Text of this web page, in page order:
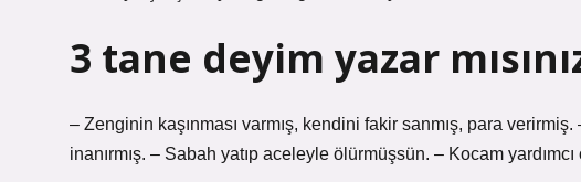
3 tane deyim yazar
– Zenginin kaşınması varmış, kendini fakir sanmış, para
inanırmış. – Sabah yatıp aceleyle ölürmüşsün. – Kocam